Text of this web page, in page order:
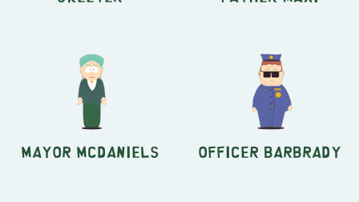
Mayor McDaniels Officer Barbrady